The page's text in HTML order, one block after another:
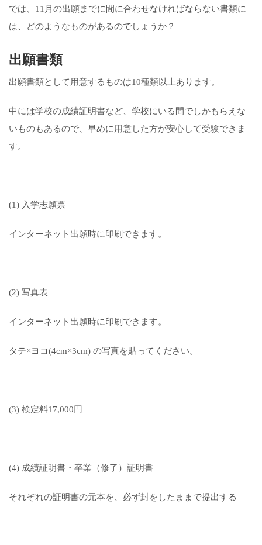
では、11月の出願までに間に合わせなければならない書類に
は、どのようなものがあるのでしょうか？
出願書類
出願書類として用意するものは10種類以上あります。
中には学校の成績証明書など、学校にいる間でしかもらえな
いものもあるので、早めに用意した方が安心して受験できま
す。
(1) 入学志願票
インターネット出願時に印刷できます。
(2) 写真表
インターネット出願時に印刷できます。
タテ×ヨコ(4cm×3cm) の写真を貼ってください。
(3) 検定料17,000円
(4) 成績証明書・卒業（修了）証明書
それぞれの証明書の元本を、必ず封をしたままで提出する